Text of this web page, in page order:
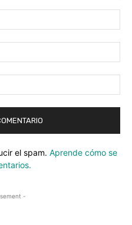
el spam. Aprende cómo se
-